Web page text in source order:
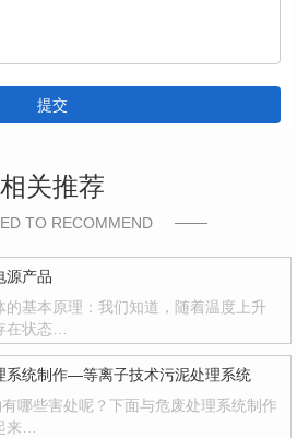
提交
相关推荐
TO RECOMMEND
源产品
的基本原理：我们知道，随着温度上升
在状态…
系统制作—等离子技术污泥处理系统
有哪些害处呢？下面与危废处理系统制作
来…